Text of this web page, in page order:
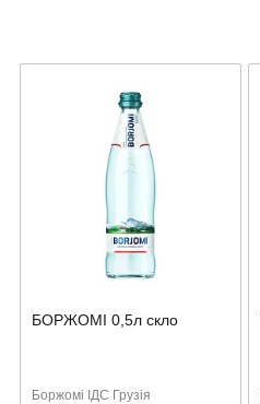
БОРЖОМІ 0,5л скло
Боржомі ІДС Грузія